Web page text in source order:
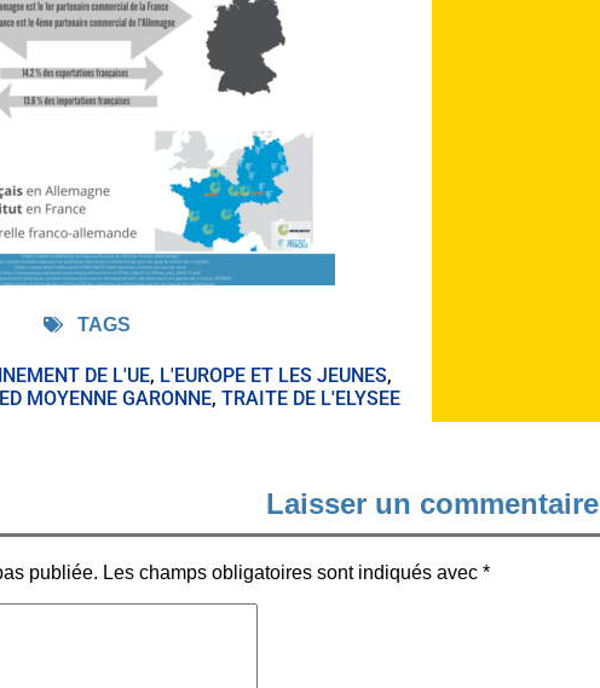
TAGS
DE L'UE, L'EUROPE ET LES JEUNES,
MOYENNE GARONNE, TRAITE DE L'ELYSEE
Laisser un commentaire
publiée. Les champs obligatoires sont indiqués avec *